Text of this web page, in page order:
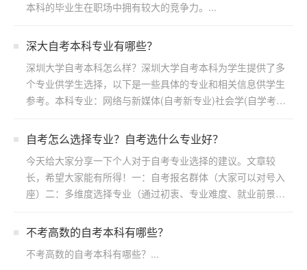
本科的毕业生在职场中拥有较大的竞争力。...
深大自考本科专业有哪些？
深圳大学自考本科怎么样？深圳大学自考本科为学生提供了多
个专业供学生选择，以下是一些具体的专业和相关信息供学生
参考。本科专业：网络与新媒体(自考新专业)社会学(自学考
自考怎么选择专业？自考选什么专业好？
今天给大家分享一下个人对于自考专业选择的建议。文章较
长，希望大家能有所得！一：自考报名群体（大家可以对号入
座）二：多维度选择专业（通过初衷、专业难度、就业前景方
不考高数的自考本科有哪些？
不考高数的自考本科有哪些？...